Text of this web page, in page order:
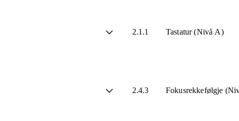
2.1.1 Tastatur (Nivå A)
2.4.3 Fokusrekkefølgje